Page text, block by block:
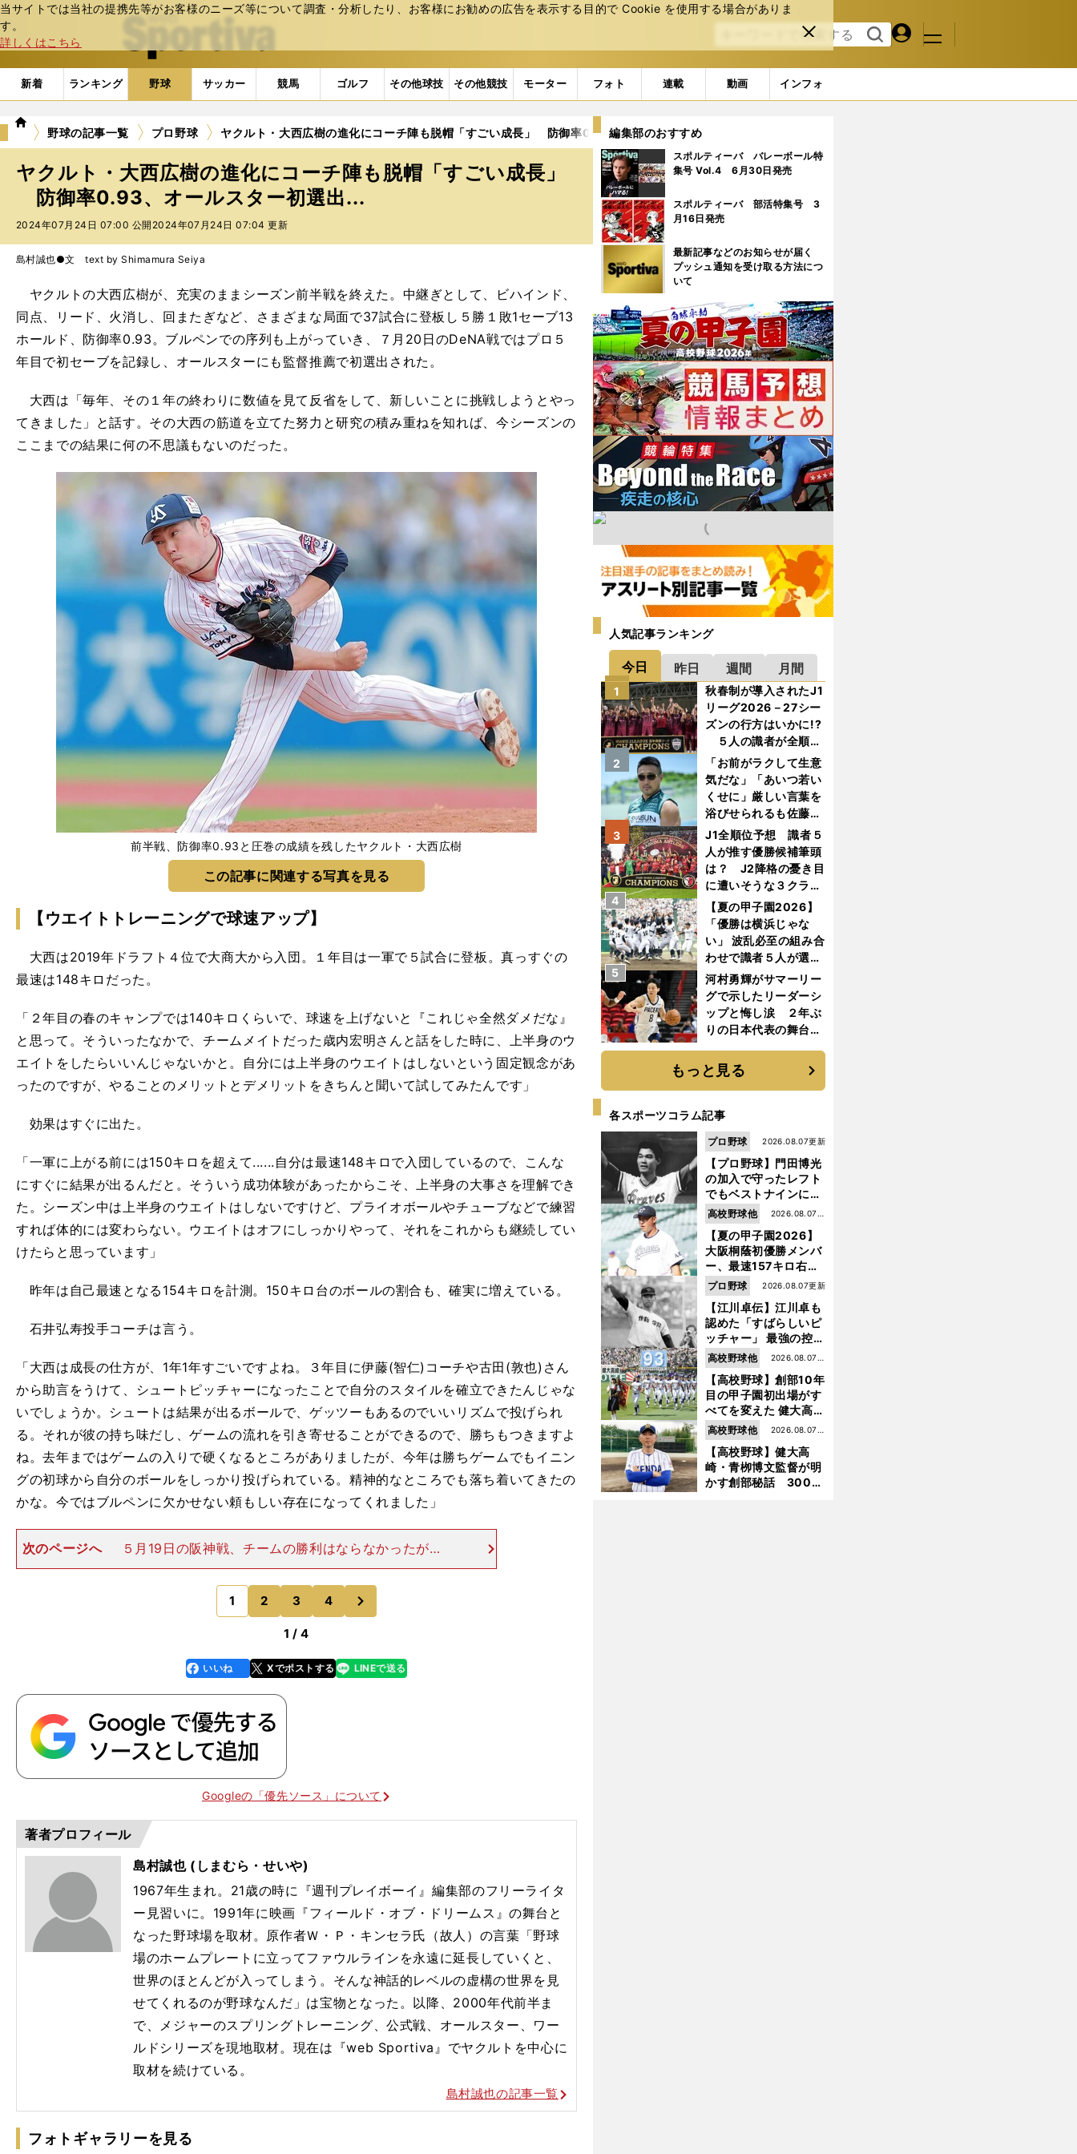
当サイトでは当社の提携先等がお客様のニーズ等について調査・分析したり、お客様にお勧めの広告を表⽰する⽬的で Cookie を使⽤する場合がありま
す。
詳しくはこちら
閉じ
る
web Sportiva (webスポルティーバ)
検索
る
マイペ
ジ
メニュ
新着 ランキング 野球 サッカー 競馬 ゴルフ その他球技 その他競技 モーター フォト 連載 動画 インフォ
we
ポ
ィ
ー
バ
野球の記事一覧 プロ野球 ヤクルト・大西広樹の進化にコーチ陣も脱帽「すごい成長」 防御率0.93、オールスター初選出...
ヤクルト・大西広樹の進化にコーチ陣も脱帽「すごい成長」
防御率0.93、オールスター初選出...
2024年07月24日 07:00 公開 2024年07月24日 07:04 更新
島村誠也●文 text by Shimamura Seiya
ヤクルトの大西広樹が、充実のままシーズン前半戦を終えた。中継ぎとして、ビハインド、
同点、リード、火消し、回またぎなど、さまざまな局面で37試合に登板し５勝１敗1セーブ13
ホールド、防御率0.93。ブルペンでの序列も上がっていき、７月20日のDeNA戦ではプロ５
年目で初セーブを記録し、オールスターにも監督推薦で初選出された。
大西は「毎年、その１年の終わりに数値を見て反省をして、新しいことに挑戦しようとやっ
てきました」と話す。その大西の筋道を立てた努力と研究の積み重ねを知れば、今シーズンの
ここまでの結果に何の不思議もないのだった。
前半戦、防御率0.93と圧巻の成績を残したヤクルト・大西広樹
この記事に関連する写真を見る
【ウエイトトレーニングで球速アップ】
大西は2019年ドラフト４位で大商大から入団。１年目は一軍で５試合に登板。真っすぐの
最速は148キロだった。
「２年目の春のキャンプでは140キロくらいで、球速を上げないと『これじゃ全然ダメだな』
と思って。そういったなかで、チームメイトだった歳内宏明さんと話をした時に、上半身のウ
エイトをしたらいいんじゃないかと。自分には上半身のウエイトはしないという固定観念があ
ったのですが、やることのメリットとデメリットをきちんと聞いて試してみたんです」
効果はすぐに出た。
「一軍に上がる前には150キロを超えて......自分は最速148キロで入団しているので、こんな
にすぐに結果が出るんだと。そういう成功体験があったからこそ、上半身の大事さを理解でき
た。シーズン中は上半身のウエイトはしないですけど、プライオボールやチューブなどで練習
すれば体的には変わらない。ウエイトはオフにしっかりやって、それをこれからも継続してい
けたらと思っています」
昨年は自己最速となる154キロを計測。150キロ台のボールの割合も、確実に増えている。
石井弘寿投手コーチは言う。
「大西は成長の仕方が、1年1年すごいですよね。３年目に伊藤(智仁)コーチや古田(敦也)さん
から助言をうけて、シュートピッチャーになったことで自分のスタイルを確立できたんじゃな
いでしょうか。シュートは結果が出るボールで、ゲッツーもあるのでいいリズムで投げられ
る。それが彼の持ち味だし、ゲームの流れを引き寄せることができるので、勝ちもつきますよ
ね。去年まではゲームの入りで硬くなるところがありましたが、今年は勝ちゲームでもイニン
グの初球から自分のボールをしっかり投げられている。精神的なところでも落ち着いてきたの
かな。今ではブルペンに欠かせない頼もしい存在になってくれました」
次のページへ
５月19日の阪神戦、チームの勝利はならなかったが、
大西にとって象徴的な登板となった。大西は２点リードされた無死満塁
の場面から火消しで登場。中野拓夢への初球を148キロのシュートで投
手ゴロ併殺打。つづく
1 2 3 4
のページへ
1 / 4
faceboo
k
いいね Xでポストする
line LINEで送る
Googleの「優先ソース」について
著者プロフィール
島村誠也 (しまむら・せいや)
1967年生まれ。21歳の時に『週刊プレイボーイ』編集部のフリーライタ
ー見習いに。1991年に映画『フィールド・オブ・ドリームス』の舞台と
なった野球場を取材。原作者Ｗ・Ｐ・キンセラ氏（故人）の言葉「野球
場のホームプレートに立ってファウルラインを永遠に延長していくと、
世界のほとんどが入ってしまう。そんな神話的レベルの虚構の世界を見
せてくれるのが野球なんだ」は宝物となった。以降、2000年代前半ま
で、メジャーのスプリングトレーニング、公式戦、オールスター、ワー
ルドシリーズを現地取材。現在は『web Sportiva』でヤクルトを中心に
取材を続けている。
島村誠也の記事一覧
フォトギャラリーを見る
編集部のおすすめ
スポルティーバ バレーボール特
集号 Vol.4 6月30日発売
スポルティーバ 部活特集号 3
月16日発売
最新記事などのお知らせが届く
プッシュ通知を受け取る方法につ
いて
人気記事ランキング
今日 昨日 週間 月間
秋春制が導入されたJ1
リーグ2026－27シー
ズンの行方はいかに!?
５人の識者が全順位
を大胆予想
1
「お前がラクして生意
気だな」「あいつ若い
くせに」厳しい言葉を
浴びせられるも佐藤慎
太郎が貫いた誇りとフ
ァンへの思い
2
J1全順位予想 識者５
人が推す優勝候補筆頭
は？ J2降格の憂き目
に遭いそうな３クラブ
とは？
3
【夏の甲子園2026】
「優勝は横浜じゃな
い」 波乱必至の組み合
わせで識者５人が選ん
だ優勝校はここだ！
4
河村勇輝がサマーリー
グで示したリーダーシ
ップと悔し涙 ２年ぶ
りの日本代表の舞台を
は続く
5
もっと見る
各スポーツコラム記事
【プロ野球】門田博光
の加入で守ったレフト
でもベストナインに輝
いた石嶺和彦 「サッ
サ」という愛称は松永
浩美がきっかけ？
2026.08.07更新
プロ野球
【夏の甲子園2026】
大阪桐蔭初優勝メンバ
ー、最速157キロ右
腕、平成初完封＆初本
塁打... 指揮官たちの知
られざる現役時代
2026.08.07更
高校野球他
【江川卓伝】江川卓も
認めた「すばらしいピ
ッチャー」 最強の控え
投手・大橋康延はいか
にして高校３年間を過
ごしたのか
2026.08.07更新
プロ野球
【高校野球】創部10年
目の甲子園初出場がす
べてを変えた 健大高
崎・青栁監督が語る
「機動破壊」はこうし
て生まれた
2026.08.07更
新
高校野球他
【高校野球】健大高
崎・青栁博文監督が明
かす創部秘話 300万
2026.08.07更
高校野球他